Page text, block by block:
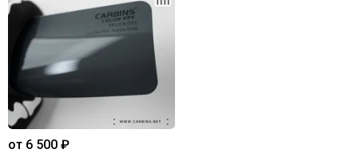
от 6 500 ₽